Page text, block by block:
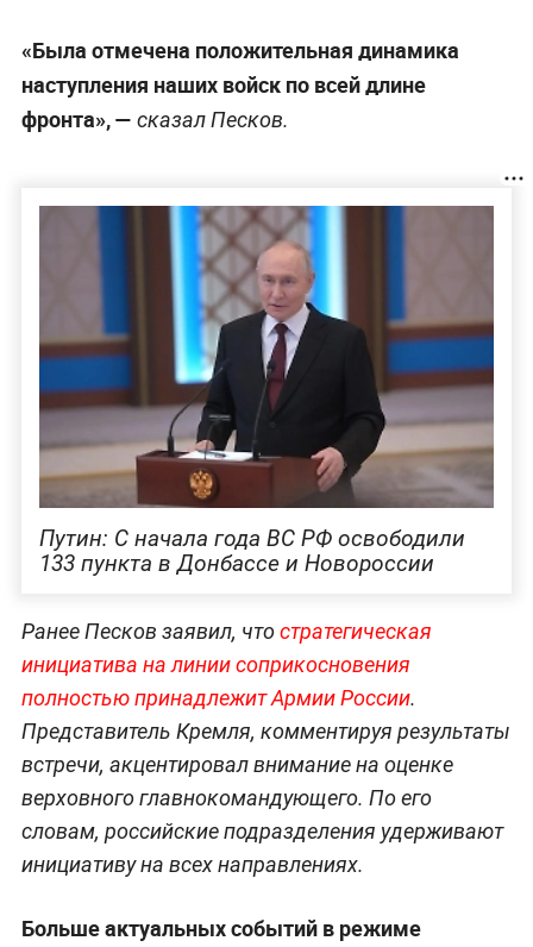
«Была отмечена положительная динамика
наступления наших войск по всей длине
фронта», — сказал Песков.
Путин: С начала года ВС РФ освободили
133 пункта в Донбассе и Новороссии
Ранее Песков заявил, чтостратегическая
инициатива на линии соприкосновения
полностью принадлежит Армии России.
Представитель Кремля, комментируя результаты
встречи, акцентировал внимание на оценке
верховного главнокомандующего. По его
словам, российские подразделения удерживают
инициативу на всех направлениях.
Больше актуальных событий в режиме